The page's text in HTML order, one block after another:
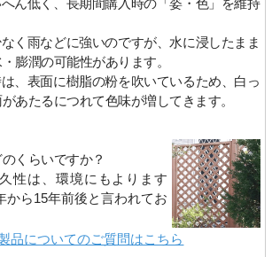
く雨などに強いのですが、水に浸したまま
膨潤の可能性があります。
、表面に樹脂の粉を吹いているため、白っ
あたるにつれて色味が増してきます。
くらいですか？
性は、環境にもよります
から15年前後と言われてお
品についてのご質問はこちら